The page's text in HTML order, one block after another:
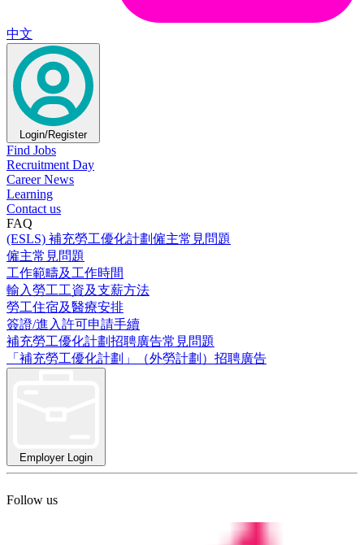
中文
Login/Register
Find Jobs
Recruitment Day
Career News
Learning
Contact us
FAQ
(ESLS) 補充勞工優化計劃僱主常見問題
僱主常見問題
工作範疇及工作時間
輸入勞工工資及支薪方法
勞工住宿及醫療安排
簽證/進入許可申請手續
補充勞工優化計劃招聘廣告常見問題
「補充勞工優化計劃」（外勞計劃）招聘廣告
Employer Login
Follow us